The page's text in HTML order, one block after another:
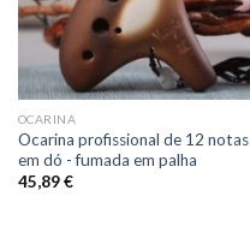
OCARINA
Ocarina profissional de 12 notas
em dó - fumada em palha
45,89€